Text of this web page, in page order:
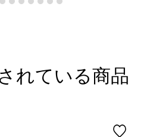
れている商品